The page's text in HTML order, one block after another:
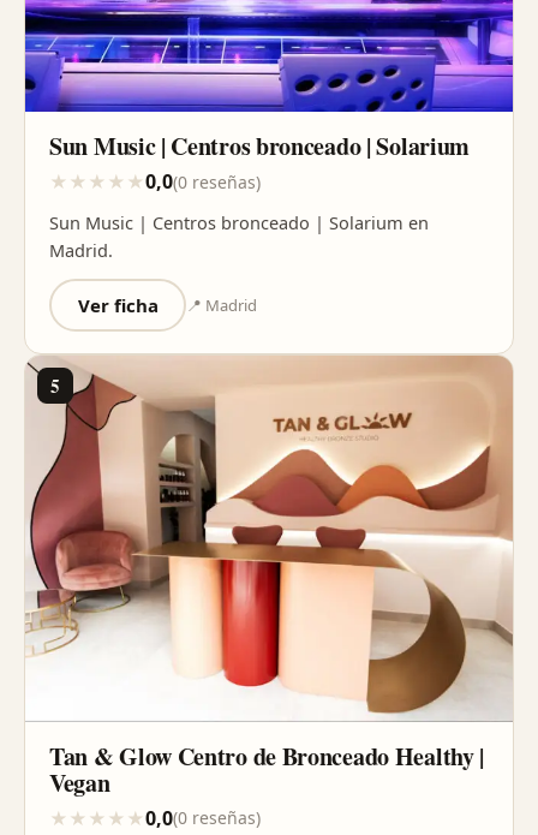
Sun Music | Centros bronceado | Solarium
★ ★ ★ ★ ★0,0(0 reseñas)
Sun Music | Centros bronceado | Solarium en
Madrid.
Ver ficha 📍 Madrid
5
Tan & Glow Centro de Bronceado Healthy |
Vegan
★ ★ ★ ★ ★0,0(0 reseñas)